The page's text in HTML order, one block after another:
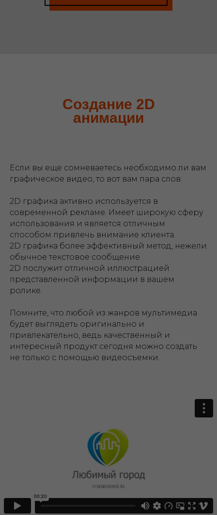
Создание 2D
анимации
Если вы еще сомневаетесь необходимо ли вам
графическое видео, то вот вам пара слов:
2D графика активно используется в
современной рекламе. Имеет широкую сферу
использования и является отличным
способом привлечь внимание клиента.
2D графика более эффективный метод, нежели
обычное текстовое сообщение.
2D послужит отличной иллюстрацией
представленной информации в вашем
ролике.
Помните, что любой из жанров мультимедиа
будет выглядеть оригинально и
привлекательно, ведь качественный и
интересный продукт сегодня можно создать
не только с помощью видеосъемки.